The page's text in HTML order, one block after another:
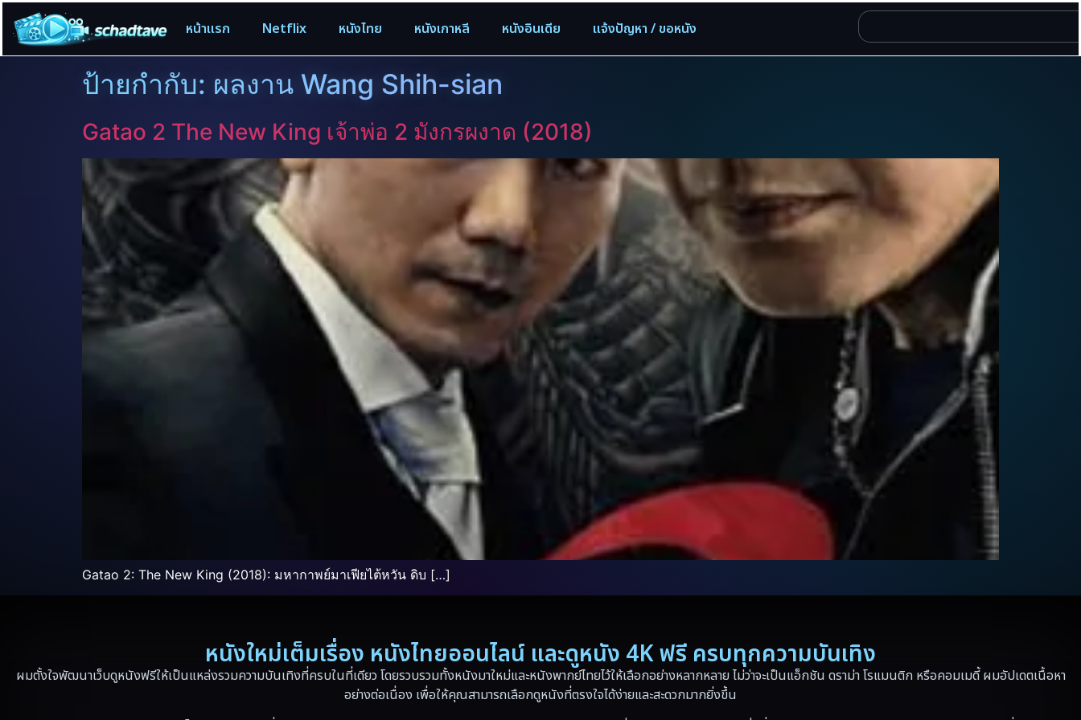
หน้าแรก Netflix หนังไทย หนังเกาหลี หนังอินเดีย แจ้งปัญหา / ขอหนัง
ป้ายกำกับ: ผลงาน Wang Shih-sian
Gatao 2 The New King เจ้าพ่อ 2 มังกรผงาด (2018)
Gatao 2: The New King (2018): มหากาพย์มาเฟียไต้หวัน ดิบ […]
หนังใหม่เต็มเรื่อง หนังไทยออนไลน์ และดูหนัง 4K ฟรี ครบทุกความบันเทิง
ผมตั้งใจพัฒนาเว็บดูหนังฟรีให้เป็นแหล่งรวมความบันเทิงที่ครบในที่เดียว โดยรวบรวมทั้งหนังมาใหม่และหนังพากย์ไทยไว้ให้เลือกอย่างหลากหลาย ไม่ว่าจะเป็นแอ็กชัน ดราม่า โรแมนติก หรือคอมเมดี้ ผมอัปเดตเนื้อหา
อย่างต่อเนื่อง เพื่อให้คุณสามารถเลือกดูหนังที่ตรงใจได้ง่ายและสะดวกมากยิ่งขึ้น